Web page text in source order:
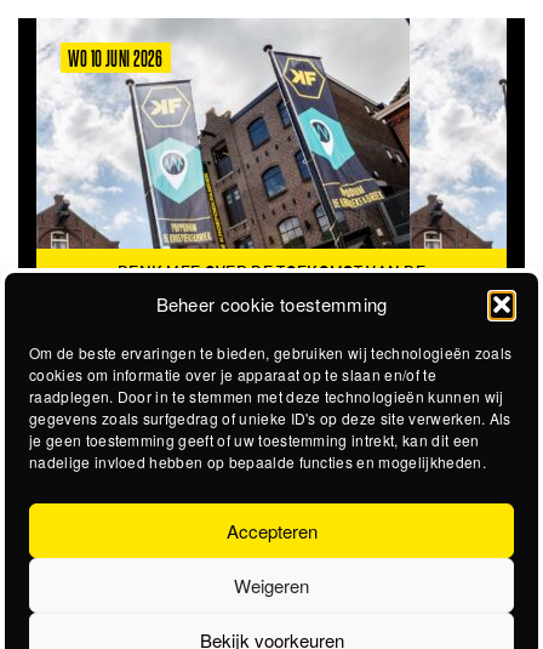
Beheer cookie toestemming
Om de beste ervaringen te bieden, gebruiken wij technologieën zoals
cookies om informatie over je apparaat op te slaan en/of te
raadplegen. Door in te stemmen met deze technologieën kunnen wij
gegevens zoals surfgedrag of unieke ID's op deze site verwerken. Als
je geen toestemming geeft of uw toestemming intrekt, kan dit een
nadelige invloed hebben op bepaalde functies en mogelijkheden.
Accepteren
Weigeren
Bekijk voorkeuren
WO 10 JUNI 2026
DENK MEE OVER DE TOEKOMST VAN DE
KROEPOEKFABRIEK